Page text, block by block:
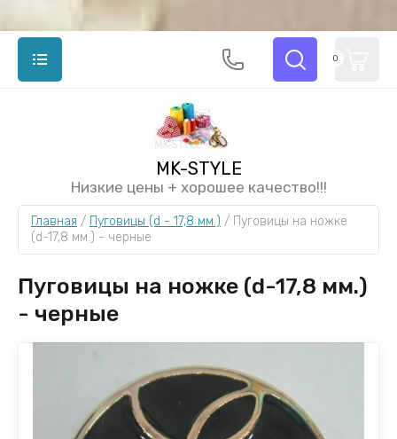
MK-STYLE
Низкие цены + хорошее качество!!!
0
Главная / Пуговицы (d - 17,8 мм.) / Пуговицы на ножке
(d-17,8 мм.) - черные
Пуговицы на ножке (d-17,8 мм.)
- черные